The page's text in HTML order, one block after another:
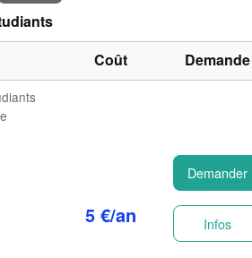
Coût Demande
5 €/an
Demander
Infos